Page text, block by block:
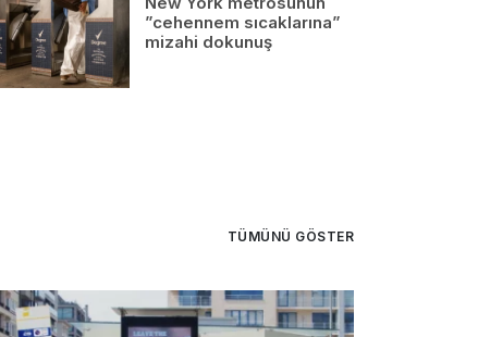
”cehennem sıcaklarına”
mizahi dokunuş
TÜMÜNÜ GÖSTER